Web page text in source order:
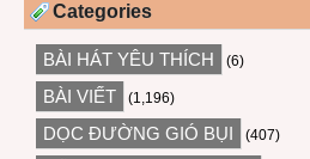
Categories
BÀI HÁT YÊU THÍCH (6)
BÀI VIẾT (1,196)
DỌC ĐƯỜNG GIÓ BỤI (407)